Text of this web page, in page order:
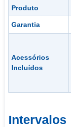
Produto
Garantia
Acessórios
Incluídos
Intervalos